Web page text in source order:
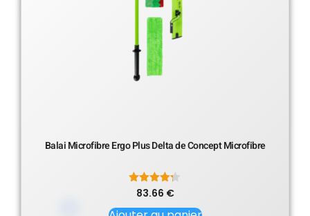
Balai Microfibre Ergo Plus Delta de Concept Microfibre
Note
sur 5
83.66 €